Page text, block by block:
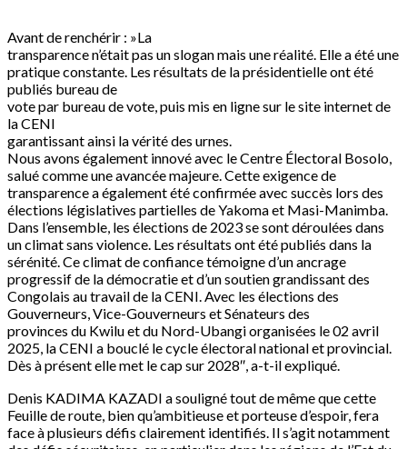
Avant de renchérir : »La
transparence n’était pas un slogan mais une réalité. Elle a été une
pratique constante. Les résultats de la présidentielle ont été
publiés bureau de
vote par bureau de vote, puis mis en ligne sur le site internet de
la CENI
garantissant ainsi la vérité des urnes.
Nous avons également innové avec le Centre Électoral Bosolo,
salué comme une avancée majeure. Cette exigence de
transparence a également été confirmée avec succès lors des
élections législatives partielles de Yakoma et Masi-Manimba.
Dans l’ensemble, les élections de 2023 se sont déroulées dans
un climat sans violence. Les résultats ont été publiés dans la
sérénité. Ce climat de confiance témoigne d’un ancrage
progressif de la démocratie et d’un soutien grandissant des
Congolais au travail de la CENI. Avec les élections des
Gouverneurs, Vice-Gouverneurs et Sénateurs des
provinces du Kwilu et du Nord-Ubangi organisées le 02 avril
2025, la CENI a bouclé le cycle électoral national et provincial.
Dès à présent elle met le cap sur 2028″, a-t-il expliqué.
Denis KADIMA KAZADI a souligné tout de même que cette
Feuille de route, bien qu’ambitieuse et porteuse d’espoir, fera
face à plusieurs défis clairement identifiés. Il s’agit notamment